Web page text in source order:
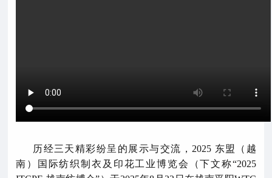
历经三天精彩纷呈的展示与交流，2025 东盟（越
南）国际纺织制衣及印花工业博览会（下文称“2025